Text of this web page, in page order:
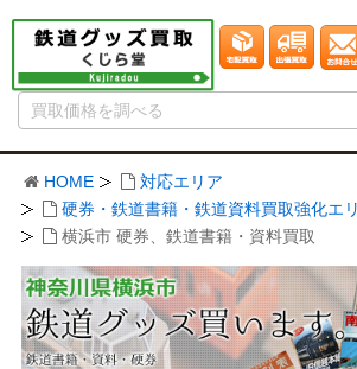
HOME
対応エリア
硬券・鉄道書籍・鉄道資料買取強化エ
横浜市 硬券、鉄道書籍・資料買取